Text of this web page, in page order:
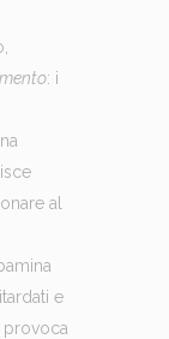
: i
al
e
provoca